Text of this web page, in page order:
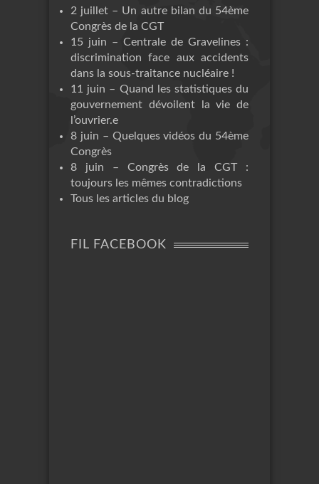
2 juillet – Un autre bilan du 54ème
Congrès de la CGT
15 juin – Centrale de Gravelines :
discrimination face aux accidents
dans la sous-traitance nucléaire !
11 juin – Quand les statistiques du
gouvernement dévoilent la vie de
l’ouvrier.e
8 juin – Quelques vidéos du 54ème
Congrès
8 juin – Congrès de la CGT :
toujours les mêmes contradictions
Tous les articles du blog
FIL FACEBOOK